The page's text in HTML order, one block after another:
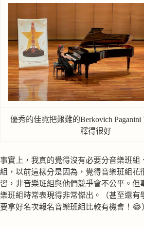
優秀的佳霓把艱難的Berkovich Paganini
釋得很好
事實上，我真的覺得沒有必要分音樂班組
組，以前這樣分是因為，覺得音樂班組花
習，非音樂班組與他們競爭會不公平。但
樂班組時常表現得非常傑出。（甚至還有
要拿好名次報名音樂班組比較有機會！😂